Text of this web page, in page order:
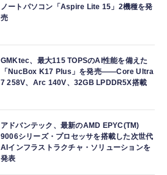
ノートパソコン「Aspire Lite 15」2機種を発
売
GMKtec、最大115 TOPSのAI性能を備えた
「NucBox K17 Plus」を発売――Core Ultra
7 258V、Arc 140V、32GB LPDDR5X搭載
アドバンテック、最新のAMD EPYC(TM)
9006シリーズ・プロセッサを搭載した次世代
AIインフラストラクチャ・ソリューションを
発表